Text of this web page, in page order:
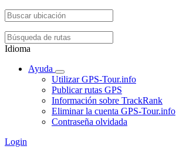
Idioma
Ayuda
Utilizar GPS-Tour.info
Publicar rutas GPS
Información sobre TrackRank
Eliminar la cuenta GPS-Tour.info
Contraseña olvidada
Login